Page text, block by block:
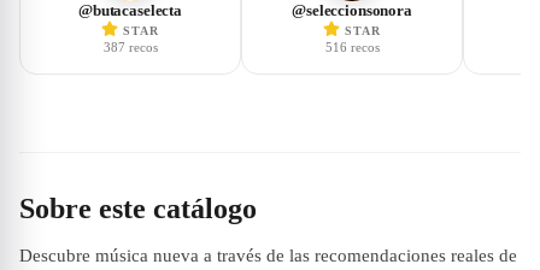
@butacaselecta
STAR
387 recos
@seleccionsonora
STAR
516 recos
Sobre este catálogo
Descubre música nueva a través de las recomendaciones reales de